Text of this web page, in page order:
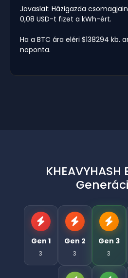
Javaslat: Házigazda
0,08 USD-t fizet a kWh-ért.
Ha a BTC ára eléri $138294 kb.
naponta.
Gen 1
3
Gen 2
3
Gen 3
3